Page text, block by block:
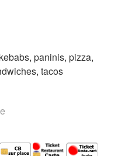
paninis, pizza,
tacos